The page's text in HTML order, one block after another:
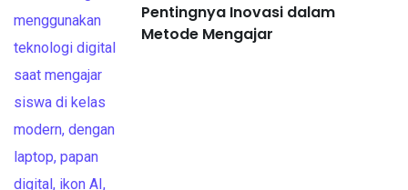
Pentingnya Inovasi dalam
Metode Mengajar